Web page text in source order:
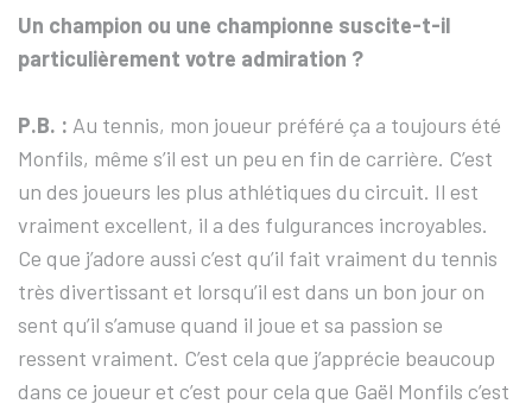
Un champion ou une championne suscite-t-il
particulièrement votre admiration ?
P.B. : Au tennis, mon joueur préféré ça a toujours été
Monfils, même s’il est un peu en fin de carrière. C’est
un des joueurs les plus athlétiques du circuit. Il est
vraiment excellent, il a des fulgurances incroyables.
Ce que j’adore aussi c’est qu’il fait vraiment du tennis
très divertissant et lorsqu’il est dans un bon jour on
sent qu’il s’amuse quand il joue et sa passion se
ressent vraiment. C’est cela que j’apprécie beaucoup
dans ce joueur et c’est pour cela que Gaël Monfils c’est